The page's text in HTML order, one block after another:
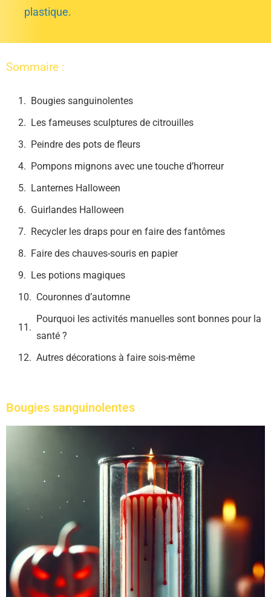
plastique.
Sommaire :
Bougies sanguinolentes
Les fameuses sculptures de citrouilles
Peindre des pots de fleurs
Pompons mignons avec une touche d’horreur
Lanternes Halloween
Guirlandes Halloween
Recycler les draps pour en faire des fantômes
Faire des chauves-souris en papier
Les potions magiques
Couronnes d’automne
Pourquoi les activités manuelles sont bonnes pour la
santé ?
Autres décorations à faire sois-même
Bougies sanguinolentes